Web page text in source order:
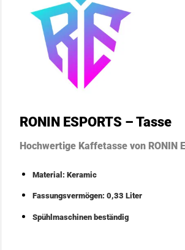
RONIN ESPORTS – Tasse
Hochwertige Kaffetasse von RONIN
Material: Keramic
Fassungsvermögen: 0,33 Liter
Spühlmaschinen beständig